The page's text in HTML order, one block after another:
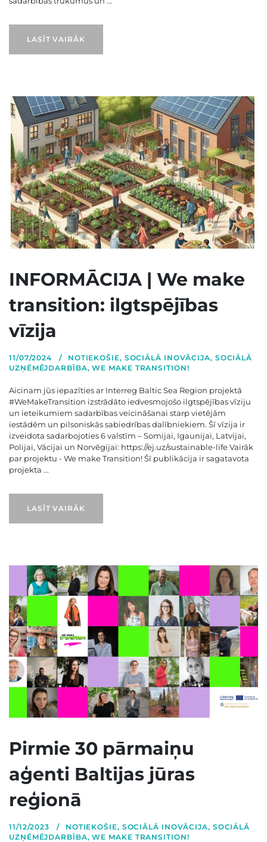
LASĪT VAIRĀK
INFORMĀCIJA | We make
transition: ilgtspējības
vīzija
11/07/2024 NOTIEKOŠIE, SOCIĀLĀ INOVĀCIJA, SOCIĀLĀ
UZŅĒMĒJDARBĪBA,WE MAKE TRANSITION!
Aicinam jūs iepazīties ar Interreg Baltic Sea Region projektā
#WeMakeTransition izstrādāto iedvesmojošo ilgtspējības vīziju
un ieteikumiem sadarbības veicināšanai starp vietējām
iestādēm un pilsoniskās sabiedrības dalībniekiem. Šī vīzija ir
izveidota sadarbojoties 6 valstīm – Somijai, Igaunijai, Latvijai,
Polijai, Vācijai un Norvēgijai: https://ej.uz/sustainable-life Vairāk
par projektu - We make Transition! Šī publikācija ir sagatavota
projekta ...
LASĪT VAIRĀK
Pirmie 30 pārmaiņu
aģenti Baltijas jūras
reģionā
11/12/2023 NOTIEKOŠIE, SOCIĀLĀ INOVĀCIJA, SOCIĀLĀ
UZŅĒMĒJDARBĪBA,WE MAKE TRANSITION!